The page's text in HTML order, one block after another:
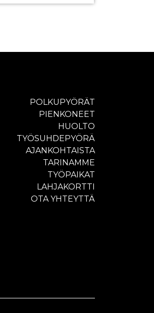
POLKUPYÖRÄT
PIENKONEET
HUOLTO
TYÖSUHDEPYÖRÄ
AJANKOHTAISTA
TARINAMME
TYÖPAIKAT
LAHJAKORTTI
OTA YHTEYTTÄ